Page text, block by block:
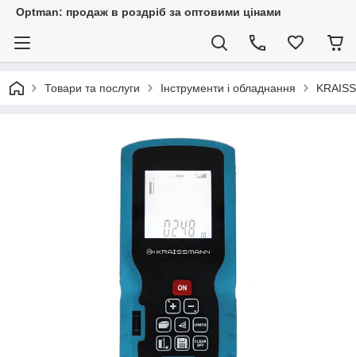
Optman: продаж в роздріб за оптовими цінами
Товари та послуги Інструменти і обладнання